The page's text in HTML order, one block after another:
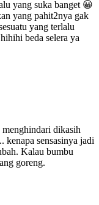
yang suka banget 😀
yang pahit2nya gak
yang terlalu
beda selera ya
dikasih
kenapa sensasinya jadi
Kalau bumbu
goreng.